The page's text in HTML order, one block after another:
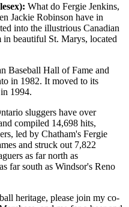
What do Fergie Jenkins,
Jackie Robinson have in
into the illustrious Canadian
beautiful St. Marys, located
Baseball Hall of Fame and
in 1982. It moved to its
1994.
sluggers have over
compiled 14,698 hits,
led by Chatham's Fergie
and struck out 7,822
as far north as
far south as Windsor's Reno
heritage, please join my co-